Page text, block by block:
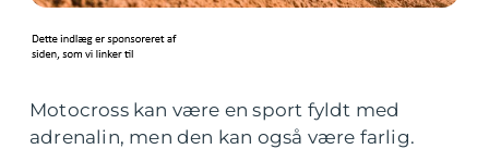
Motocross kan være en sport fyldt med
adrenalin, men den kan også være farlig.